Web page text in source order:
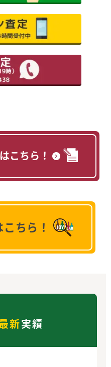
こちら！
ちら！
新実績